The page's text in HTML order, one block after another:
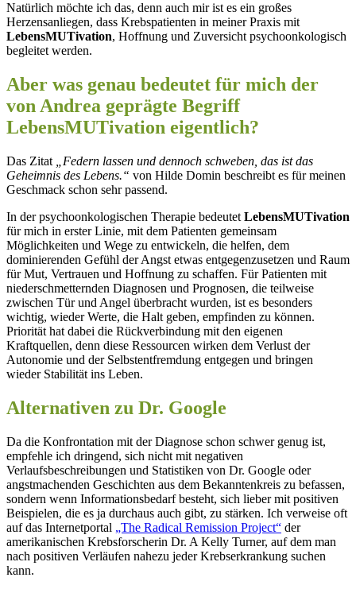
Natürlich möchte ich das, denn auch mir ist es ein großes
Herzensanliegen, dass Krebspatienten in meiner Praxis mit
LebensMUTivation, Hoffnung und Zuversicht psychoonkologisch
begleitet werden.
Aber was genau bedeutet für mich der
von Andrea geprägte Begriff
LebensMUTivation eigentlich?
Das Zitat
„Federn lassen und dennoch schweben, das ist das
Geheimnis des Lebens.“ von Hilde Domin beschreibt es für meinen
Geschmack schon sehr passend.
In der psychoonkologischen Therapie bedeutet LebensMUTivation
für mich in erster Linie, mit dem Patienten gemeinsam
Möglichkeiten und Wege zu entwickeln, die helfen, dem
dominierenden Gefühl der Angst etwas entgegenzusetzen und Raum
für Mut, Vertrauen und Hoffnung zu schaffen. Für Patienten mit
niederschmetternden Diagnosen und Prognosen, die teilweise
zwischen Tür und Angel überbracht wurden, ist es besonders
wichtig, wieder Werte, die Halt geben, empfinden zu können.
Priorität hat dabei die Rückverbindung mit den eigenen
Kraftquellen, denn diese Ressourcen wirken dem Verlust der
Autonomie und der Selbstentfremdung entgegen und bringen
wieder Stabilität ins Leben.
Alternativen zu Dr. Google
Da die Konfrontation mit der Diagnose schon schwer genug ist,
empfehle ich dringend, sich nicht mit negativen
Verlaufsbeschreibungen und Statistiken von Dr. Google oder
angstmachenden Geschichten aus dem Bekanntenkreis zu befassen,
sondern wenn Informationsbedarf besteht, sich lieber mit positiven
Beispielen, die es ja durchaus auch gibt, zu stärken. Ich verweise oft
auf das Internetportal „The Radical Remission Project“ der
amerikanischen Krebsforscherin Dr. A Kelly Turner, auf dem man
nach positiven Verläufen nahezu jeder Krebserkrankung suchen
kann.